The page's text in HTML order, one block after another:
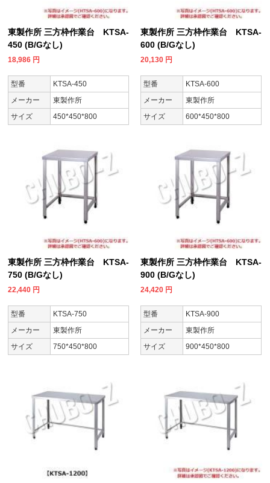
東製作所 三方枠作業台 KTSA-
450 (B/Gなし)
18,986 円
型番
KTSA-450
メーカー
東製作所
サイズ
450*450*800
東製作所 三方枠作業台 KTSA-
600 (B/Gなし)
20,130 円
型番
KTSA-600
メーカー
東製作所
サイズ
600*450*800
東製作所 三方枠作業台 KTSA-
750 (B/Gなし)
22,440 円
型番
KTSA-750
メーカー
東製作所
サイズ
750*450*800
東製作所 三方枠作業台 KTSA-
900 (B/Gなし)
24,420 円
型番
KTSA-900
メーカー
東製作所
サイズ
900*450*800